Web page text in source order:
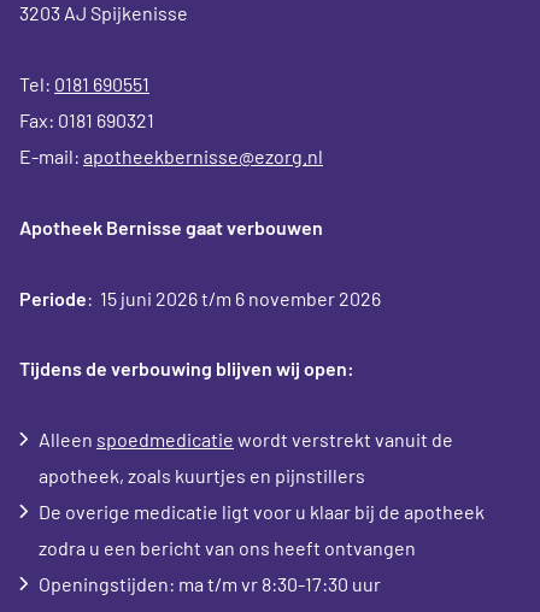
3203 AJ Spijkenisse
Tel: 0181 690551
Fax: 0181 690321
E-mail: apotheekbernisse@ezorg.nl
Apotheek Bernisse gaat verbouwen
Periode: 15 juni 2026 t/m 6 november 2026
Tijdens de verbouwing blijven wij open:
Alleen spoedmedicatie wordt verstrekt vanuit de
apotheek, zoals kuurtjes en pijnstillers
De overige medicatie ligt voor u klaar bij de apotheek
zodra u een bericht van ons heeft ontvangen
Openingstijden: ma t/m vr 8:30-17:30 uur